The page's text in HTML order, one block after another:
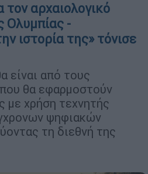
αρχαιολογικό
Ολυμπίας -
ιστορία της» τόνισε
είναι από τους
θα εφαρμοστούν
με χρήση τεχνητής
ψηφιακών
τη διεθνή της